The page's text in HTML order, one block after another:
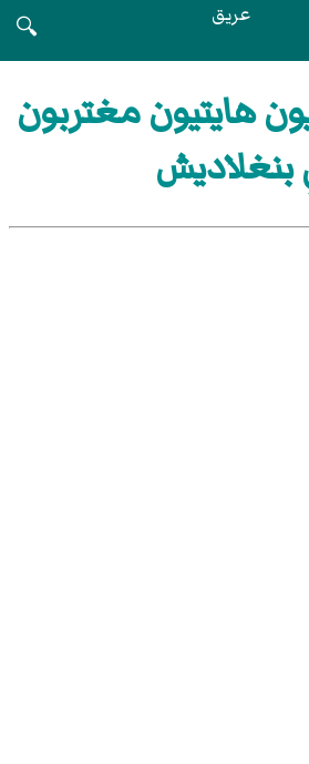
عريق
🔍
هايتيون مغتربون
بنغلاديش